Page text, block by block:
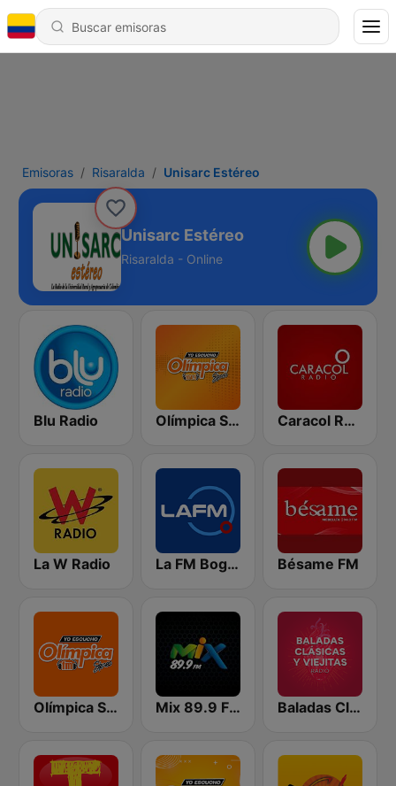
Emisoras Risaralda Unisarc Estéreo
Unisarc Estéreo
Risaralda - Online
Blu Radio Olímpica Stereo - Medellín 104.9 FM Caracol Radio
La W Radio La FM Bogotá Bésame FM
Olímpica Stereo Cali 104.5 FM Mix 89.9 FM Medellin Baladas Clásicas y Viejitas Radio